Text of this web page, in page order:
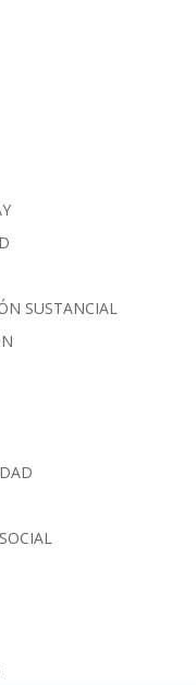
SUSTANCIAL